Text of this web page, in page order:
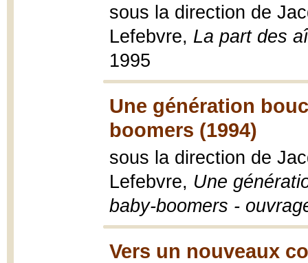
sous la direction de
Lefebvre, La part des
1995
Une génération
boomers (1994)
sous la direction de
Lefebvre, Une
baby-boomers -
Vers un nouveaux